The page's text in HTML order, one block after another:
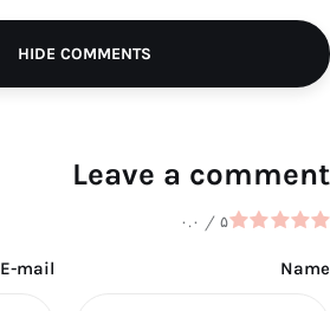
HIDE COMMENTS
Leave a comment
۰.۰ / ۵
Name
E-mail